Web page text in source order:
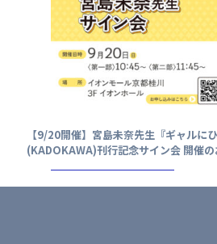
【9/20開催】宮島未奈先生『ギャルに
(KADOKAWA)刊行記念サイン会 開催の